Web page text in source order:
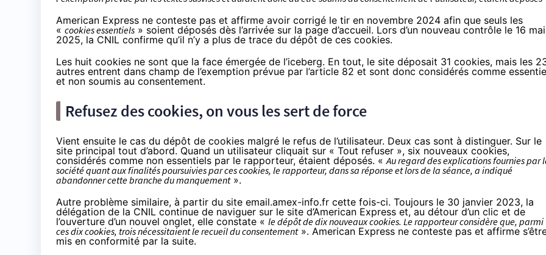
American Express ne conteste pas et affirme avoir corrigé le tir en novembre 2024 afin que seuls les
« cookies essentiels » soient déposés dès l’arrivée sur la page d’accueil. Lors d’un nouveau contrôle le 16 mai
2025, la CNIL confirme qu’il n’y a plus de trace du dépôt de ces cookies.
Les huit cookies ne sont que la face émergée de l’iceberg. En tout, le site déposait 31 cookies, mais les
autres entrent dans champ de l’exemption prévue par l’article 82 et sont donc considérés comme
et non soumis au consentement.
Refusez des cookies, on vous les sert de force
Vient ensuite le cas du dépôt de cookies malgré le refus de l’utilisateur. Deux cas sont à distinguer. Sur le
site principal tout d’abord. Quand un utilisateur cliquait sur « Tout refuser », six nouveaux cookies,
considérés comme non essentiels par le rapporteur, étaient déposés. «Au regard des explications fournies par
société quant aux finalités poursuivies par ces cookies, le rapporteur, dans sa réponse et lors de la séance, a indiqué
abandonner cette branche du manquement».
Autre problème similaire, à partir du site email.amex-info.fr cette fois-ci. Toujours le 30 janvier 2023, la
délégation de la CNIL continue de naviguer sur le site d’American Express et, au détour d’un clic et de
l’ouverture d’un nouvel onglet, elle constate « le dépôt de dix nouveaux cookies. Le rapporteur considère que, parmi
ces dix cookies, trois nécessitaient le recueil du consentement». American Express ne conteste pas et affirme
mis en conformité par la suite.